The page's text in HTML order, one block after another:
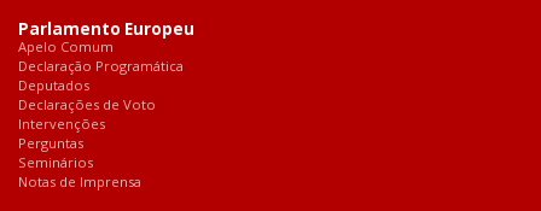
Parlamento Europeu
Apelo Comum
Declaração Programática
Deputados
Declarações de Voto
Intervenções
Perguntas
Seminários
Notas de Imprensa